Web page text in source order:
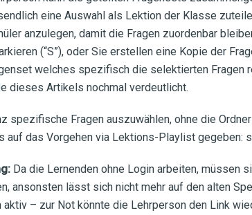
eine Auswahl als Lektion der Klasse
anzulegen, damit die Fragen zuordenbar
(“S”), oder Sie erstellen eine Kopie der
welches spezifisch die selektierten Fragen
dieses Artikels nochmal verdeutlicht.
spezifische Fragen auszuwählen, ohne die
auf das Vorgehen via Lektions-Playlist gegeben:
Da die Lernenden ohne Login arbeiten, müssen
ansonsten lässt sich nicht mehr auf den alten
aktiv – zur Not könnte die Lehrperson den Link